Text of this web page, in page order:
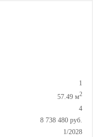
1
57.49 м2
4
8 738 480 руб.
1/2028